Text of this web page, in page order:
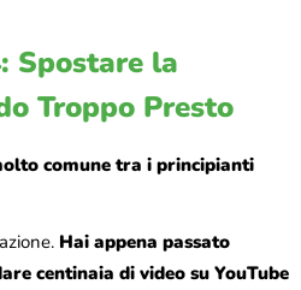
Spostare la
Troppo Presto
comune tra i principianti
Hai appena passato
centinaia di video su YouTube